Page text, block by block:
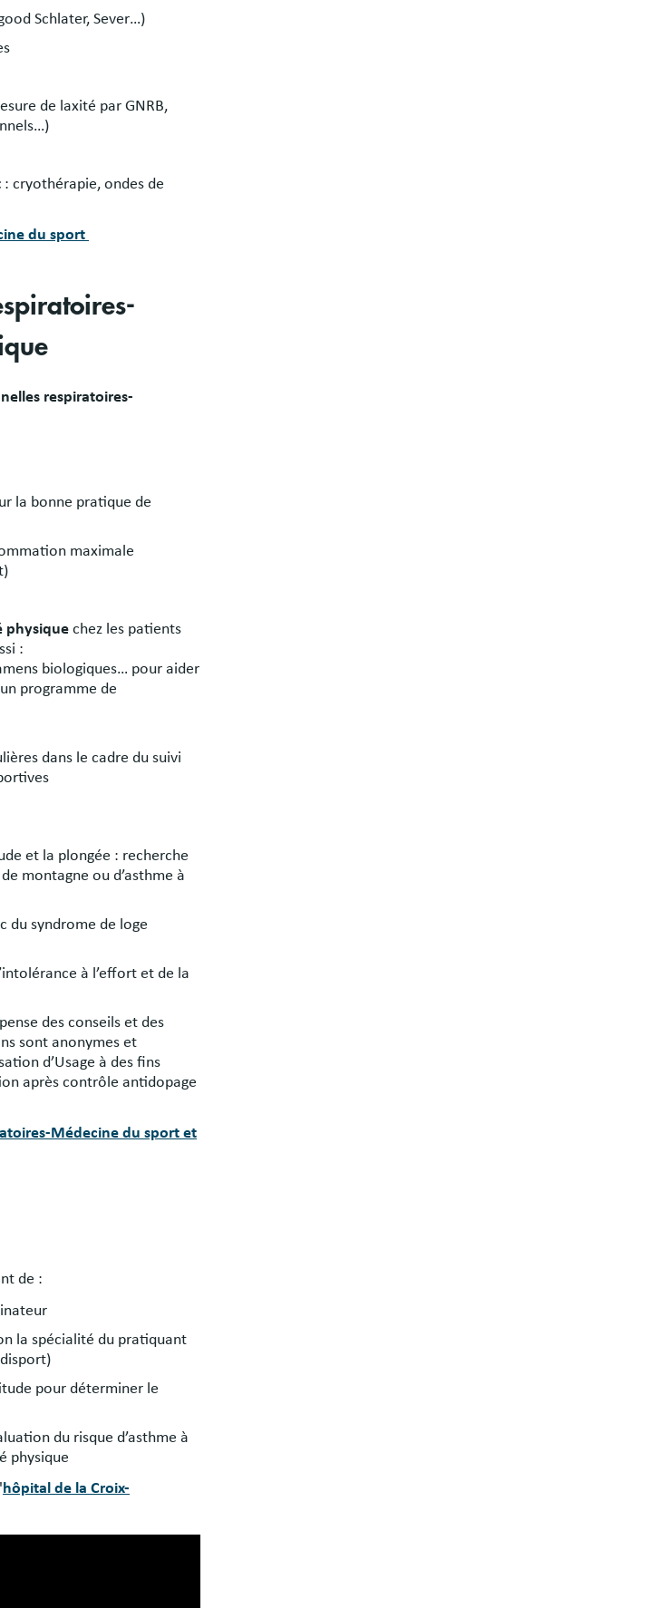
Schlater, Sever…)
de laxité par GNRB,
: cryothérapie, ondes de
du sport
respiratoires-
la bonne pratique de
maximale
physique chez les patients
:
biologiques… pour aider
programme de
dans le cadre du suivi
et la plongée : recherche
montagne ou d’asthme à
du syndrome de loge
à l’effort et de la
des conseils et des
sont anonymes et
d’Usage à des fins
après contrôle antidopage
Médecine du sport et
de :
la spécialité du pratiquant
pour déterminer le
du risque d’asthme à
physique
hôpital de la Croix-